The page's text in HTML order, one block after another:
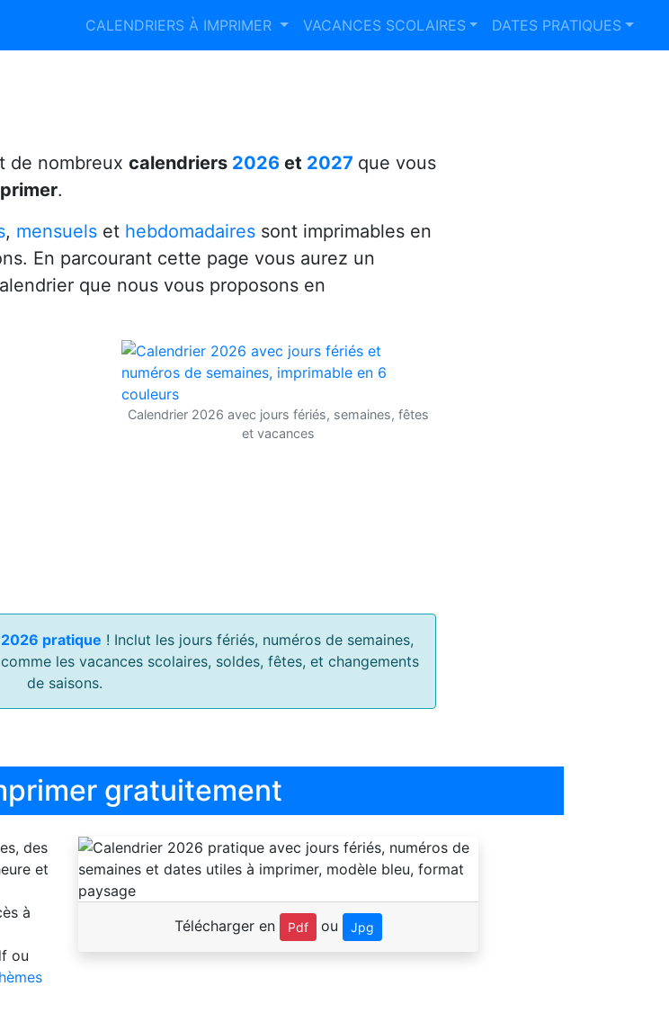
CALENDRIERS À IMPRIMER VACANCES SCOLAIRES DATES PRATIQUES
Calendrier 2027
de nombreux calendriers 2026et 2027 que vous
.
, mensuelset hebdomadairessont imprimables en
En parcourant cette page vous aurez un
que nous vous proposons en
Calendrier 2026 avec jours fériés, semaines, fêtes
et vacances
pratique ! Inclut les jours fériés, numéros de semaines,
les vacances scolaires, soldes, fêtes, et changements
de saisons.
gratuitement
des
et
à
ou
Télécharger en Pdf ou Jpg